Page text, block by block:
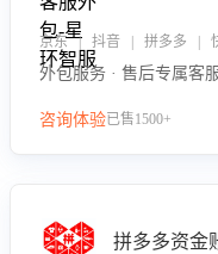
京东 | 抖音 | 拼多多 |
外包服务 · 售后专属客
咨询体验已售1500+
拼多多资金